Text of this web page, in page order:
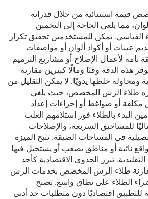
قيمة استثنائية من خلال قدراته
مما يلغي الحاجة إلى التخمين
القياسي. يمكن للمستخدمين تحقيق تكرار
عينات أو أكواد ألوان أو مواصفات
تامة لأعمال الإصلاح أو مشاريع الترميم
هذه الدقة وقتًا ومالًا كبيرين مقارنة
ومحاولة خلطها يدويًا. لا يمكن التقليل من
طلاء الرش المخصص، حيث يلغي
أو ضواغط أو إجراءات إعداد
البدء بالطلاء فور استلامهم العلب
للمساحيق السريعة، والإصلاحات
في المساحات الضيقة. تتيح الميزة
نائية أو مناطق يصعب أو يستحيل فيها
تبرز الجدوى الاقتصادية كأحد
مقارنة طلاء الرش المخصص بخدمات الرش
الطلاء على نطاق واسع. تصبح
للتطبيق اقتصاديًا دون متطلبات حد أدنى